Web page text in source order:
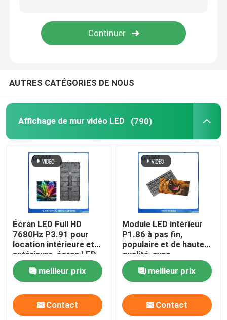
Lumières de pixel LED
AUTRES CATÉGORIES DE NOUS
Affichage de mur vidéo LED (790)
Écran LED Full HD
7680Hz P3.91 pour
location intérieure et
extérieure, écran LED
de scène couleur
meilleur prix
Contact
Module LED intérieur
P1.86 à pas fin,
populaire et de haute
qualité, avec
conception
magnétique pour une
installation facile au
mur
meilleur prix
Contact
suis int\\u00e9ress\\u00e9 par votre Hotsale